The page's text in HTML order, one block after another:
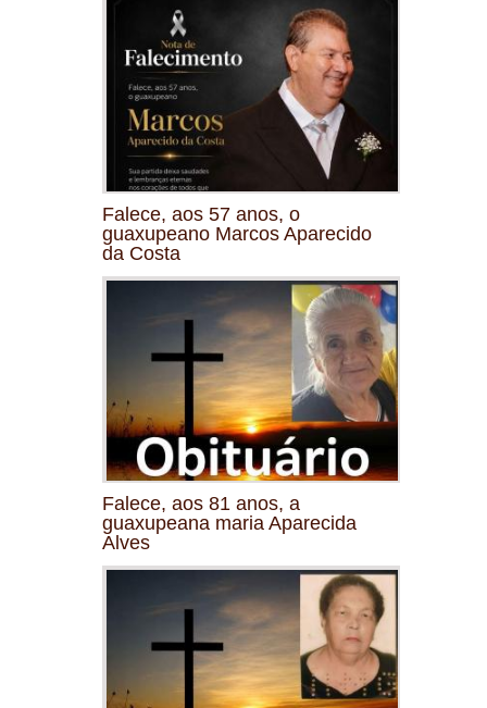
Falece, aos 57 anos, o
guaxupeano Marcos Aparecido
da Costa
Falece, aos 81 anos, a
guaxupeana maria Aparecida
Alves